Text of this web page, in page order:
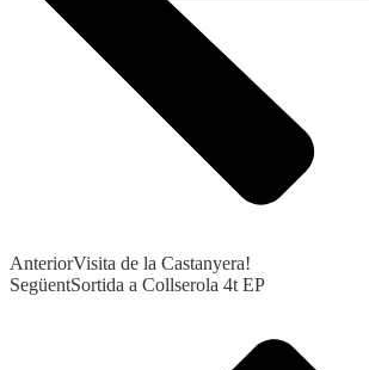
AnteriorVisita de la Castanyera!
SegüentSortida a Collserola 4t EP